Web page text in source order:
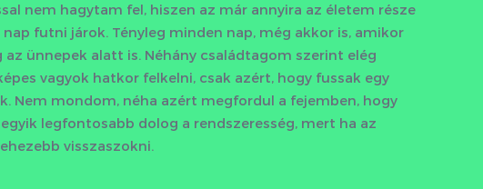
nem hagytam fel, hiszen az már annyira az életem része
futni járok. Tényleg minden nap, még akkor is, amikor
ünnepek alatt is. Néhány családtagom szerint elég
vagyok hatkor felkelni, csak azért, hogy fussak egy
Nem mondom, néha azért megfordul a fejemben, hogy
legfontosabb dolog a rendszeresség, mert ha az
visszaszokni.